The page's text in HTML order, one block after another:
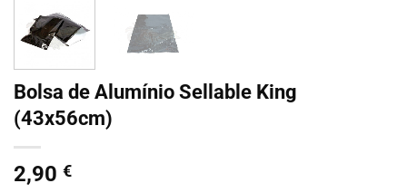
Bolsa de Alumínio Sellable King
(43x56cm)
2,90 €